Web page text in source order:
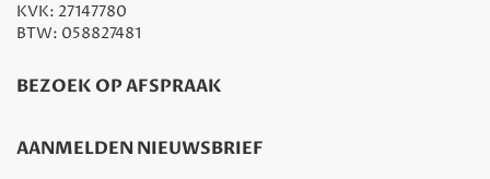
KVK: 27147780
BTW: 058827481
BEZOEK OP AFSPRAAK
AANMELDEN NIEUWSBRIEF